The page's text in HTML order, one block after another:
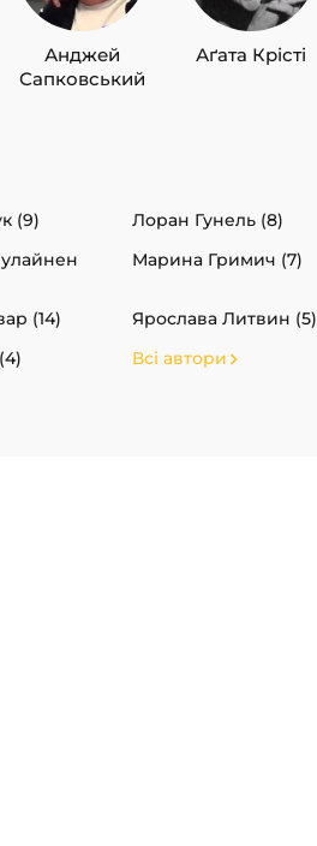
Анджей
Сапковський
Аґата Крісті
(9)
Лоран Гунель (8)
Марина Гримич (7)
(14)
Ярослава Литвин (5)
Всі автори